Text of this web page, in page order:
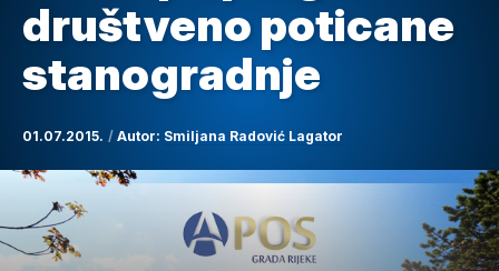
društveno poticane
stanogradnje
01.07.2015. Autor: Smiljana Radović Lagator